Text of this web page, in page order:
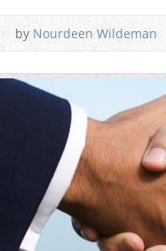
by Nourdeen Wildeman